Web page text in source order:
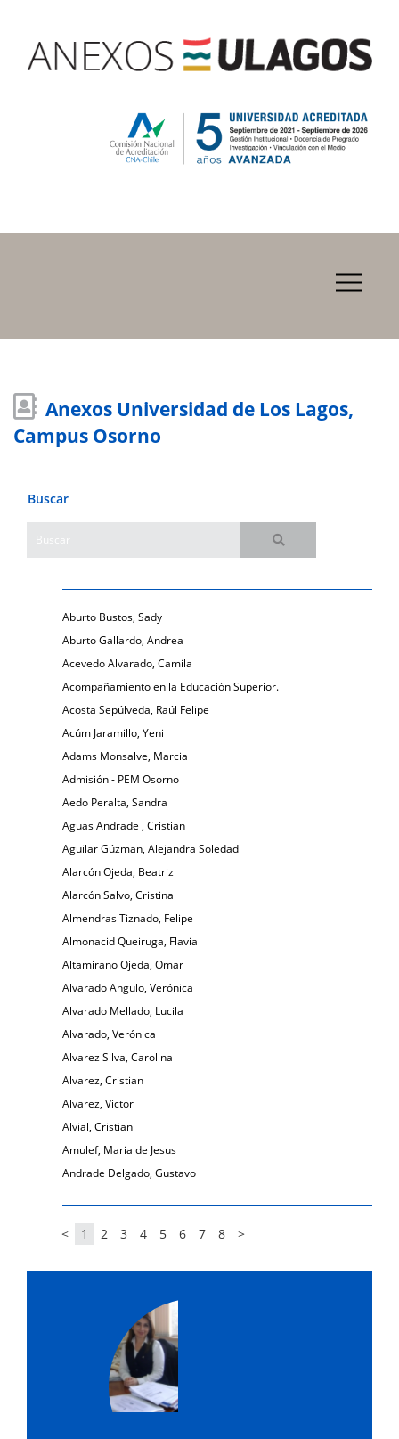
Anexos Universidad de Los Lagos,
Campus Osorno
Buscar
Aburto Bustos, Sady
Aburto Gallardo, Andrea
Acevedo Alvarado, Camila
Acompañamiento en la Educación Superior.
Acosta Sepúlveda, Raúl Felipe
Acúm Jaramillo, Yeni
Adams Monsalve, Marcia
Admisión - PEM Osorno
Aedo Peralta, Sandra
Aguas Andrade , Cristian
Aguilar Gúzman, Alejandra Soledad
Alarcón Ojeda, Beatriz
Alarcón Salvo, Cristina
Almendras Tiznado, Felipe
Almonacid Queiruga, Flavia
Altamirano Ojeda, Omar
Alvarado Angulo, Verónica
Alvarado Mellado, Lucila
Alvarado, Verónica
Alvarez Silva, Carolina
Alvarez, Cristian
Alvarez, Victor
Alvial, Cristian
Amulef, Maria de Jesus
Andrade Delgado, Gustavo
< 1 2 3 4 5 6 7 8 >